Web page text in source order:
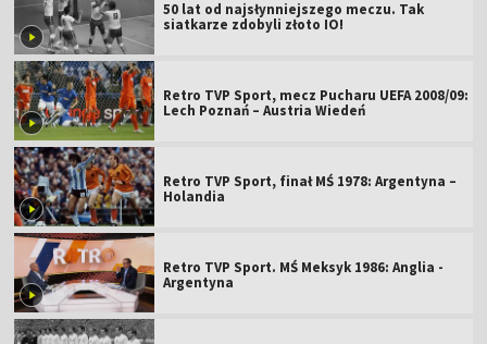
50 lat od najsłynniejszego meczu. Tak
siatkarze zdobyli złoto IO!
Retro TVP Sport, mecz Pucharu UEFA 2008/09:
Lech Poznań – Austria Wiedeń
Retro TVP Sport, finał MŚ 1978: Argentyna –
Holandia
Retro TVP Sport. MŚ Meksyk 1986: Anglia -
Argentyna